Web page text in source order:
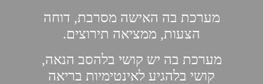
מערכת בה האישה מסרבת, דוחה
הצעות, ממציאה תירוצים.
מערכת בה יש קושי בלהסב הנאה,
קושי בלהגיע לאינטימיות בריאה